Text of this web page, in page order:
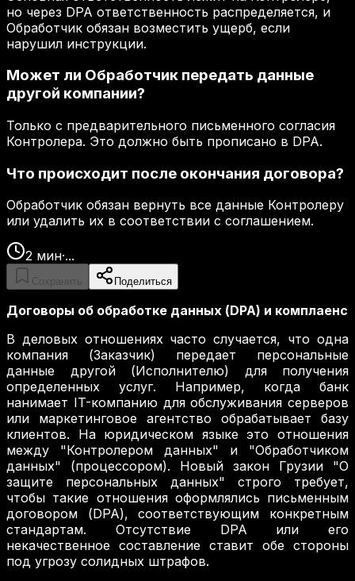
но через DPA ответственность распределяется, и
Обработчик обязан возместить ущерб, если
нарушил инструкции.
Может ли Обработчик передать данные
другой компании?
Только с предварительного письменного согласия
Контролера. Это должно быть прописано в DPA.
Что происходит после окончания договора?
Обработчик обязан вернуть все данные Контролеру
или удалить их в соответствии с соглашением.
2 мин·...
Сохранить Поделиться
Договоры об обработке данных (DPA) и комплаенс
В деловых отношениях часто случается, что одна
компания (Заказчик) передает персональные
данные другой (Исполнителю) для получения
определенных услуг. Например, когда банк
нанимает IT-компанию для обслуживания серверов
или маркетинговое агентство обрабатывает базу
клиентов. На юридическом языке это отношения
между "Контролером данных" и "Обработчиком
данных" (процессором). Новый закон Грузии "О
защите персональных данных" строго требует,
чтобы такие отношения оформлялись письменным
договором (DPA), соответствующим конкретным
стандартам. Отсутствие DPA или его
некачественное составление ставит обе стороны
под угрозу солидных штрафов.